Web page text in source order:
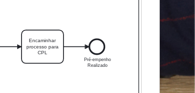
Encaminhar
processo para
CPL
Pré-empenho
Realizado